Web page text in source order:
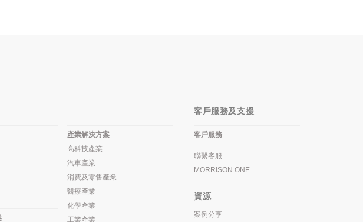
產業解決方案
高科技產業
汽車產業
消費及零售產業
醫療產業
化學產業
工業產業
客戶服務及支援
客戶服務
聯繫客服
MORRISON ONE
資源
案例分享